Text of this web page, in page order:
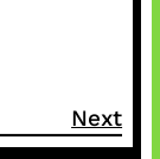
Next